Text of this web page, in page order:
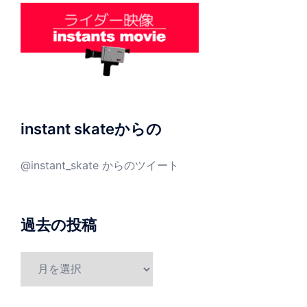
instant skateからの
@instant_skate からのツイート
過去の投稿